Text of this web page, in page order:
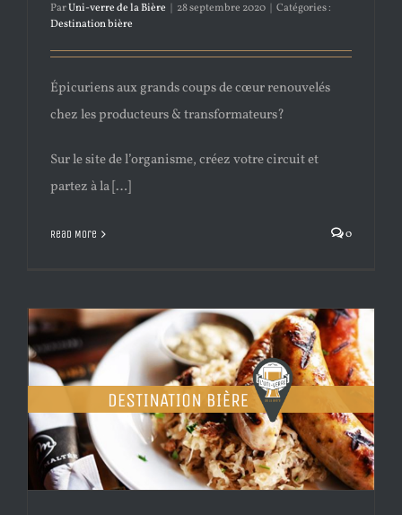
ParUni-verre de la Bière 28 septembre 2020
Catégories :
Destination bière
Épicuriens aux grands coups de cœur renouvelés
chez les producteurs & transformateurs?
Sur le site de l’organisme, créez votre circuit et
partez à la […]
Read More 0